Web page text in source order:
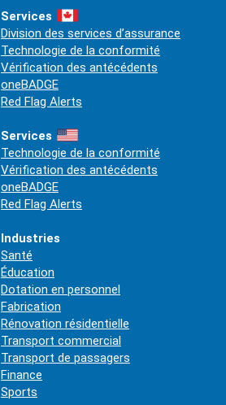
Services
Division des services d’assurance
Technologie de la conformité
Vérification des antécédents
oneBADGE
Red Flag Alerts
Services
Technologie de la conformité
Vérification des antécédents
oneBADGE
Red Flag Alerts
Industries
Santé
Éducation
Dotation en personnel
Fabrication
Rénovation résidentielle
Transport commercial
Transport de passagers
Finance
Sports